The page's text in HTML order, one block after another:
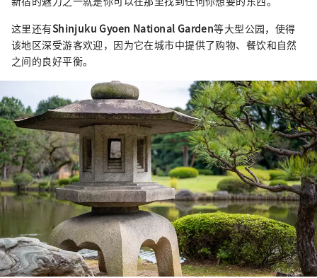
这里还有Shinjuku Gyoen National Garden等大型公园，使得
该地区深受游客欢迎，因为它在城市中提供了购物、餐饮和自然
之间的良好平衡。